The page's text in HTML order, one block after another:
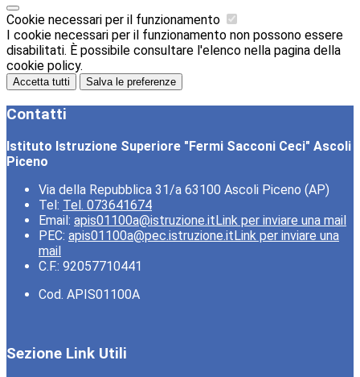
Cookie necessari per il funzionamento
I cookie necessari per il funzionamento non possono essere
disabilitati. È possibile consultare l'elenco nella pagina della
cookie policy.
Accetta tutti Salva le preferenze
Contatti
Istituto Istruzione Superiore "Fermi Sacconi Ceci" Ascoli
Piceno
Via della Repubblica 31/a 63100 Ascoli Piceno (AP)
Tel: Tel. 073641674
Email: apis01100a@istruzione.itLink per inviare una mail
PEC: apis01100a@pec.istruzione.itLink per inviare una
mail
C.F.: 92057710441
Cod. APIS01100A
Sezione Link Utili